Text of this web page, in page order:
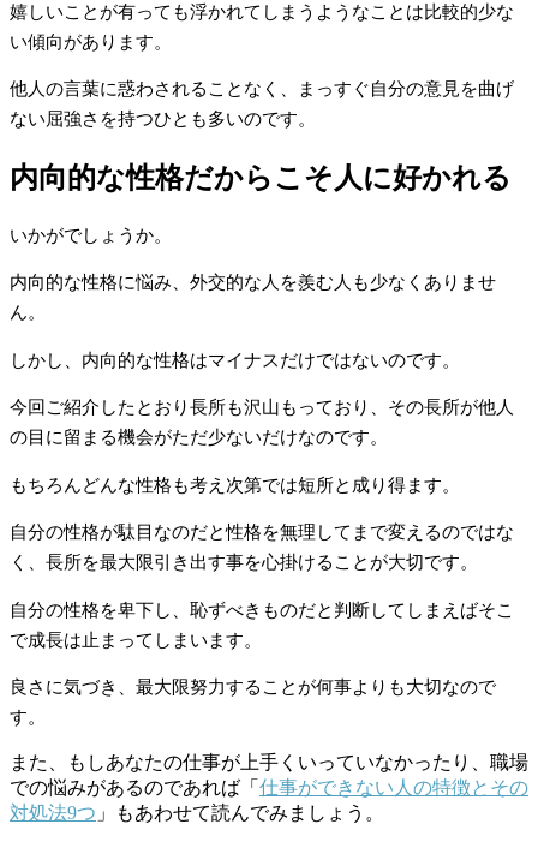
嬉しいことが有っても浮かれてしまうようなことは比較的少な
い傾向があります。
他人の言葉に惑わされることなく、まっすぐ自分の意見を曲げ
ない屈強さを持つひとも多いのです。
内向的な性格だからこそ人に好かれる
いかがでしょうか。
内向的な性格に悩み、外交的な人を羨む人も少なくありませ
ん。
しかし、内向的な性格はマイナスだけではないのです。
今回ご紹介したとおり長所も沢山もっており、その長所が他人
の目に留まる機会がただ少ないだけなのです。
もちろんどんな性格も考え次第では短所と成り得ます。
自分の性格が駄目なのだと性格を無理してまで変えるのではな
く、長所を最大限引き出す事を心掛けることが大切です。
自分の性格を卑下し、恥ずべきものだと判断してしまえばそこ
で成長は止まってしまいます。
良さに気づき、最大限努力することが何事よりも大切なので
す。
また、もしあなたの仕事が上手くいっていなかったり、職場
での悩みがあるのであれば「 仕事ができない人の特徴とその
対処法9つ 」もあわせて読んでみましょう。